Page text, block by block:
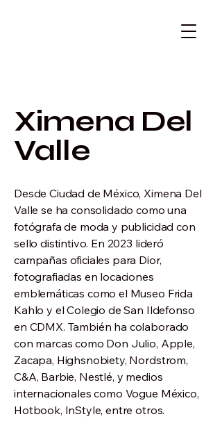
Ximena Del
Valle
Desde Ciudad de México, Ximena Del
Valle se ha consolidado como una
fotógrafa de moda y publicidad con
sello distintivo. En 2023 lideró
campañas oficiales para Dior,
fotografiadas en locaciones
emblemáticas como el Museo Frida
Kahlo y el Colegio de San Ildefonso
en CDMX. También ha colaborado
con marcas como Don Julio, Apple,
Zacapa, Highsnobiety, Nordstrom,
C&A, Barbie, Nestlé, y medios
internacionales como Vogue México,
Hotbook, InStyle, entre otros.